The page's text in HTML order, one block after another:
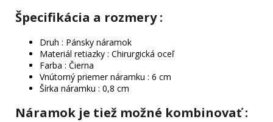
Špecifikácia a rozmery :
Druh : Pánsky náramok
Materiál retiazky : Chirurgická oceľ
Farba : Čierna
Vnútorný priemer náramku : 6 cm
Šírka náramku : 0,8 cm
Náramok je tiež možné kombinovať :